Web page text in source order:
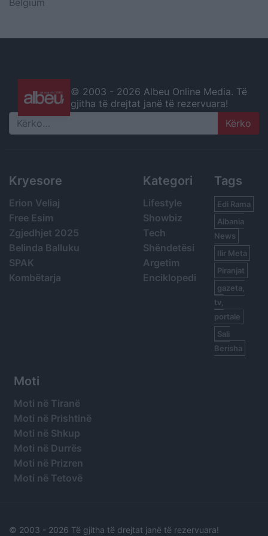
Belgium
© 2003 - 2026 Albeu Online Media. Të
gjitha të drejtat janë të rezervuara!
Search
Kryesore
Erion Veliaj
Free Esim
Zgjedhjet 2025
Belinda Balluku
SPAK
Kombëtarja
Kategori
Lifestyle
Showbiz
Tech
Shëndetësi
Argetim
Enciklopedi
Tags
Edi Rama
Albania
News
Ilir Meta
Piranjat
gazeta,
tv,
portale
Sali
Berisha
Moti
Moti në Tiranë
Moti në Prishtinë
Moti në Shkup
Moti në Durrës
Moti në Prizren
Moti në Tetovë
© 2003 - 2026 Të gjitha të drejtat janë të rezervuara!